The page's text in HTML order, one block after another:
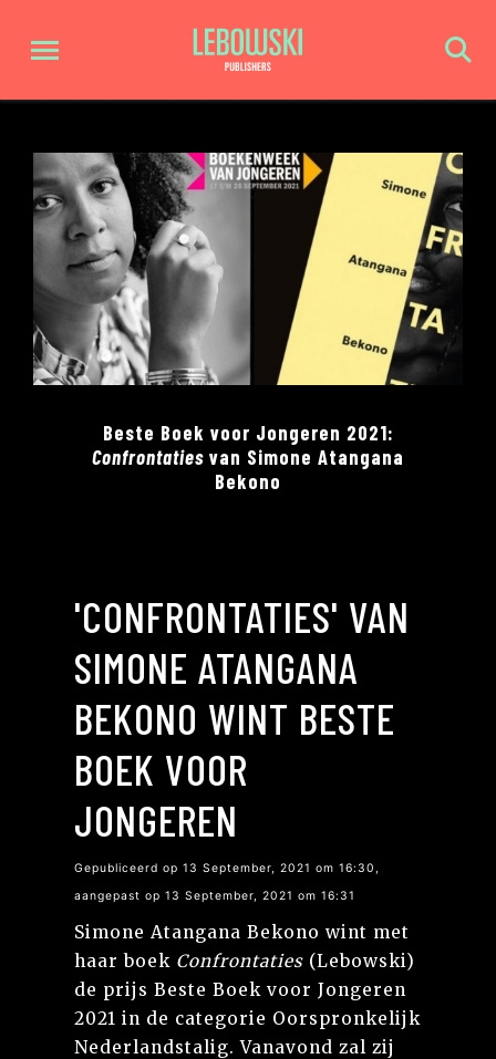
Beste Boek voor Jongeren 2021:
Confrontaties van Simone Atangana
Bekono
'CONFRONTATIES' VAN
SIMONE ATANGANA
BEKONO WINT BESTE
BOEK VOOR
JONGEREN
Gepubliceerd op 13 September, 2021 om 16:30,
aangepast op 13 September, 2021 om 16:31
Simone Atangana Bekono wint met
haar boek Confrontaties (Lebowski)
de prijs Beste Boek voor Jongeren
2021 in de categorie Oorspronkelijk
Nederlandstalig. Vanavond zal zij